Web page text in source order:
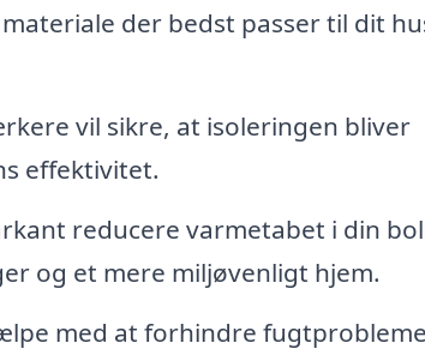
der bedst passer til dit
vil sikre, at isoleringen bliver
effektivitet.
reducere varmetabet i din
og et mere miljøvenligt hjem.
med at forhindre